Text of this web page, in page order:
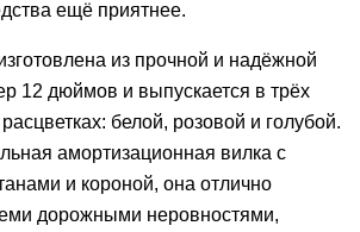
ещё приятнее.
из прочной и надёжной
12 дюймов и выпускается в трёх
белой, розовой и голубой.
амортизационная вилка с
и короной, она отлично
дорожными неровностями,